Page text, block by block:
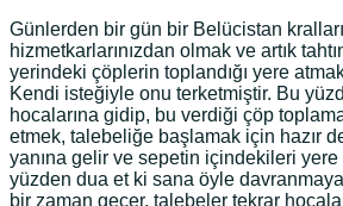
Günlerden bir gün bir Belücistan
hizmetkarlarınızdan olmak ve artık
yerindeki çöplerin toplandığı yere
Kendi isteğiyle onu terketmiştir. Bu
hocalarına gidip, bu verdiği çöp
etmek, talebeliğe başlamak için hazır
yanına gelir ve sepetin içindekileri yere
yüzden dua et ki sana öyle
bir zaman geçer, talebeler tekrar